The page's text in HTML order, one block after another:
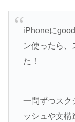
iPhoneに
ン使ったら、
た！
一問ずつスク
ッシュや文構